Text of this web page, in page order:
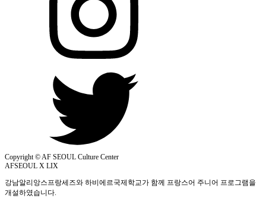
Copyright © AF SEOUL Culture Center
AFSEOUL X LIX
강남알리앙스프랑세즈와 하비에르국제학교가 함께 프랑스어 주니어 프로그램을
개설하였습니다.